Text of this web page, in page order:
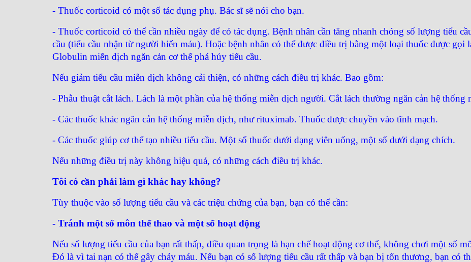
- Thuốc corticoid có một số tác dụng phụ. Bác sĩ sẽ nói cho bạn.
- Thuốc corticoid có thể cần nhiều ngày để có tác dụng. Bệnh nhân cần tăng nhanh chóng số lượng tiểu
cầu (tiểu cầu nhận từ người hiến máu). Hoặc bệnh nhân có thể được điều trị bằng một loại thuốc được
Globulin miễn dịch ngăn cản cơ thể phá hủy tiểu cầu.
Nếu giảm tiểu cầu miễn dịch không cải thiện, có những cách điều trị khác. Bao gồm:
- Phẫu thuật cắt lách. Lách là một phần của hệ thống miễn dịch người. Cắt lách thường ngăn cản hệ thống
- Các thuốc khác ngăn cản hệ thống miễn dịch, như rituximab. Thuốc được chuyền vào tĩnh mạch.
- Các thuốc giúp cơ thể tạo nhiều tiểu cầu. Một số thuốc dưới dạng viên uống, một số dưới dạng chích.
Nếu những điều trị này không hiệu quả, có những cách điều trị khác.
Tôi có cần phải làm gì khác hay không?
Tùy thuộc vào số lượng tiểu cầu và các triệu chứng của bạn, bạn có thể cần:
- Tránh một số môn thể thao và một số hoạt động
Nếu số lượng tiểu cầu của bạn rất thấp, điều quan trọng là hạn chế hoạt động cơ thể, không chơi một số
Đó là vì tai nạn có thể gây chảy máu. Nếu bạn có số lượng tiểu cầu rất thấp và bạn bị tổn thương, bạn có